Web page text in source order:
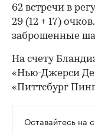
62 встречи в
29 (12 + 17)
заброшенные
На счету
«Нью-Джерси
«Питтсбург
Оставайтесь на